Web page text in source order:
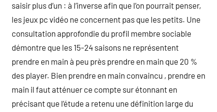
saisir plus d’un : à l’inverse afin que l’on pourrait penser,
les jeux pc vidéo ne concernent pas que les petits. Une
consultation approfondie du profil membre sociable
démontre que les 15-24 saisons ne représentent
prendre en main à peu près prendre en main que 20 %
des player. Bien prendre en main convaincu , prendre en
main il faut atténuer ce compte sur étonnant en
précisant que l’étude a retenu une définition large du